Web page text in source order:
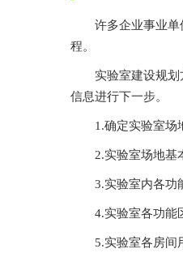
许多企业事业单位都
程。
实验室建设规划方案
信息进行下一步。
1.确定实验室场地选
2.实验室场地基本平
3.实验室内各功能区
4.实验室各功能区设
5.实验室各房间用电量